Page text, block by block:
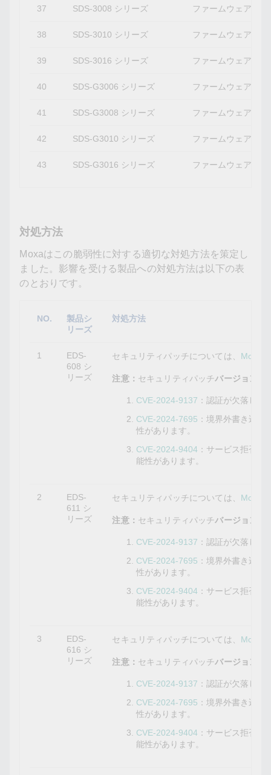
37 SDS-3008 シリーズ ファームウェアバ
38 SDS-3010 シリーズ ファームウェアバ
39 SDS-3016 シリーズ ファームウェアバ
40 SDS-G3006 シリーズ ファームウェアバ
41 SDS-G3008 シリーズ ファームウェアバ
42 SDS-G3010 シリーズ ファームウェアバ
43 SDS-G3016 シリーズ ファームウェアバ
対処方法
Moxaはこの脆弱性に対する適切な対処方法を策定し
ました。影響を受ける製品への対処方法は以下の表
のとおりです。
NO.
製品シ
リーズ
対処方法
1
EDS-
608 シ
リーズ
セキュリティパッチについては、 Moxa
注意： セキュリティパッチバージョン
CVE-2024-9137 ：認証が欠落し
CVE-2024-7695 ：境界外書き込
性があります。
CVE-2024-9404 ：サービス拒否
能性があります。
2
EDS-
611 シ
リーズ
セキュリティパッチについては、 Moxa
注意： セキュリティパッチバージョン
CVE-2024-9137 ：認証が欠落し
CVE-2024-7695 ：境界外書き込
性があります。
CVE-2024-9404 ：サービス拒否
能性があります。
3
EDS-
616 シ
リーズ
セキュリティパッチについては、 Moxa
注意： セキュリティパッチバージョン
CVE-2024-9137 ：認証が欠落し
CVE-2024-7695 ：境界外書き込
性があります。
CVE-2024-9404 ：サービス拒否
能性があります。